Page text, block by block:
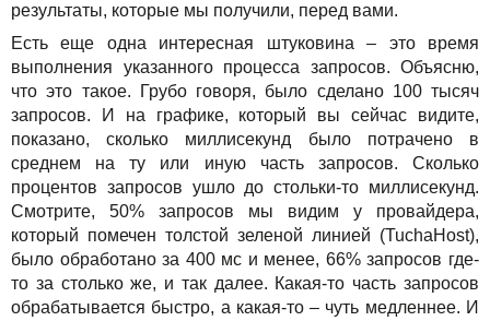
результаты, которые мы получили, перед вами.
Есть еще одна интересная штуковина – это время
выполнения указанного процесса запросов. Объясню,
что это такое. Грубо говоря, было сделано 100 тысяч
запросов. И на графике, который вы сейчас видите,
показано, сколько миллисекунд было потрачено в
среднем на ту или иную часть запросов. Сколько
процентов запросов ушло до стольки-то миллисекунд.
Смотрите, 50% запросов мы видим у провайдера,
который помечен толстой зеленой линией (TuchaHost),
было обработано за 400 мс и менее, 66% запросов где-
то за столько же, и так далее. Какая-то часть запросов
обрабатывается быстро, а какая-то – чуть медленнее. И